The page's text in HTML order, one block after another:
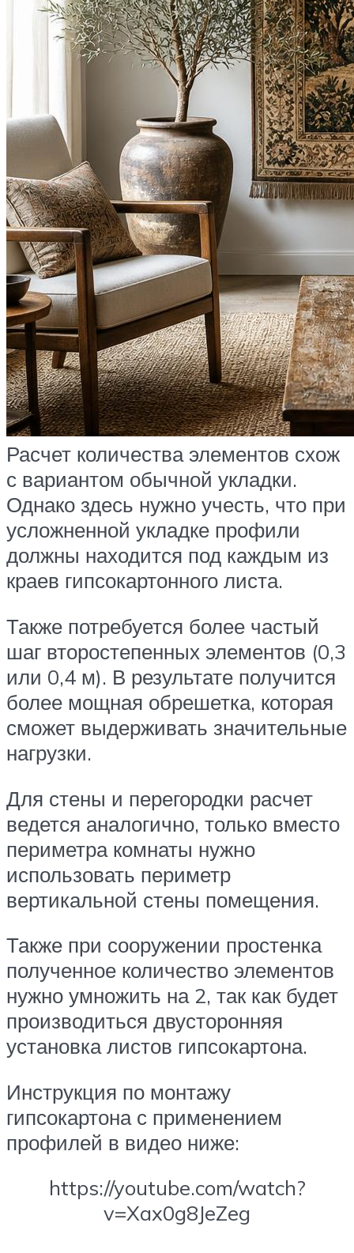
Расчет количества элементов схож
с вариантом обычной укладки.
Однако здесь нужно учесть, что при
усложненной укладке профили
должны находится под каждым из
краев гипсокартонного листа.
Также потребуется более частый
шаг второстепенных элементов (0,3
или 0,4 м). В результате получится
более мощная обрешетка, которая
сможет выдерживать значительные
нагрузки.
Для стены и перегородки расчет
ведется аналогично, только вместо
периметра комнаты нужно
использовать периметр
вертикальной стены помещения.
Также при сооружении простенка
полученное количество элементов
нужно умножить на 2, так как будет
производиться двусторонняя
установка листов гипсокартона.
Инструкция по монтажу
гипсокартона с применением
профилей в видео ниже:
https://youtube.com/watch?
v=Xax0g8JeZeg